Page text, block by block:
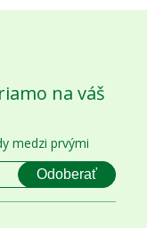
na váš
medzi prvými
Odoberať